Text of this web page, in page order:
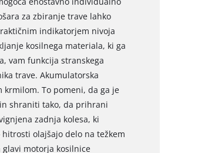
za zbiranje trave lahko
indikatorjem nivoja
kosilnega materiala, ki ga
vam funkcija stranskega
trave. Akumulatorska
To pomeni, da ga je
shraniti tako, da prihrani
zadnja kolesa, ki
olajšajo delo na težkem
motorja kosilnice